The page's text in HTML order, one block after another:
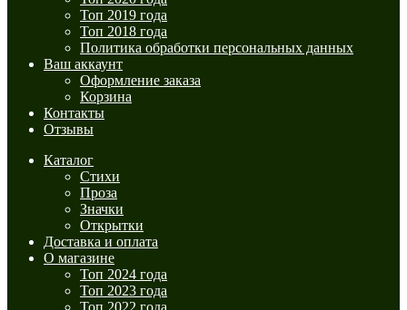
Топ 2019 года
Топ 2018 года
Политика обработки персональных данных
Ваш аккаунт
Оформление заказа
Корзина
Контакты
Отзывы
Каталог
Стихи
Проза
Значки
Открытки
Доставка и оплата
О магазине
Топ 2024 года
Топ 2023 года
Топ 2022 года